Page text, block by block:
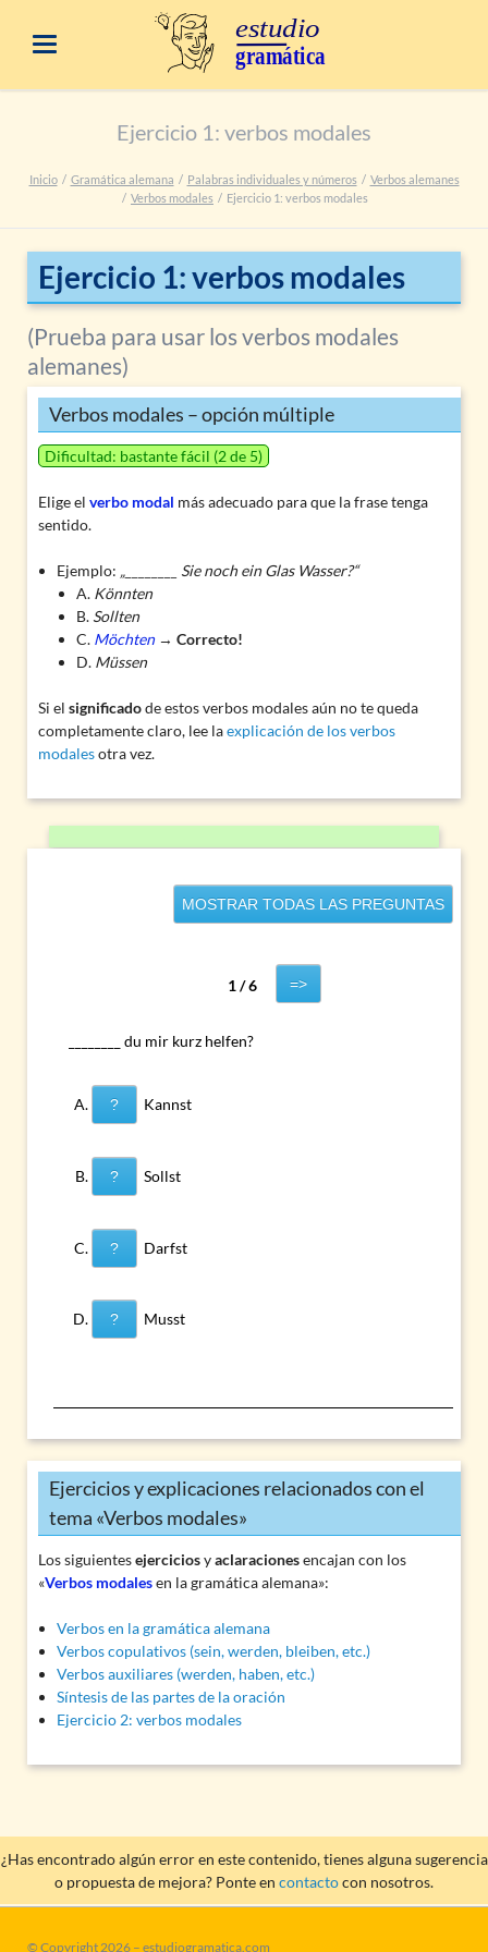
Ejercicio 1: verbos modales
Inicio Gramática alemana Palabras individuales y números
Verbos alemanes
Verbos modales
Ejercicio 1: verbos modales
Ejercicio 1: verbos modales
(Prueba para usar los verbos modales
alemanes)
Verbos modales – opción múltiple
Dificultad: bastante fácil (2 de 5)
Elige el verbo modal más adecuado para que la frase tenga
sentido.
Ejemplo: „________ Sie noch ein Glas Wasser?“
A. Könnten
B. Sollten
C. Möchten→ Correcto!
D. Müssen
Si el significadode estos verbos modales aún no te queda
completamente claro, lee laexplicación de los verbos
modalesotra vez.
MOSTRAR TODAS LAS PREGUNTAS
1 / 6 =>
________ du mir kurz helfen?
? Kannst
? Sollst
? Darfst
? Musst
Ejercicios y explicaciones relacionados con el
tema «Verbos modales»
Los siguientesejerciciosyaclaracionesencajan con los
«Verbos modalesen la gramática alemana»:
Verbos en la gramática alemana
Verbos copulativos (sein, werden, bleiben, etc.)
Verbos auxiliares (werden, haben, etc.)
Síntesis de las partes de la oración
Ejercicio 2: verbos modales
¿Has encontrado algún error en este contenido, tienes alguna sugerencia
o propuesta de mejora? Ponte en contactocon nosotros.
© Copyright 2026 – estudiogramatica.com